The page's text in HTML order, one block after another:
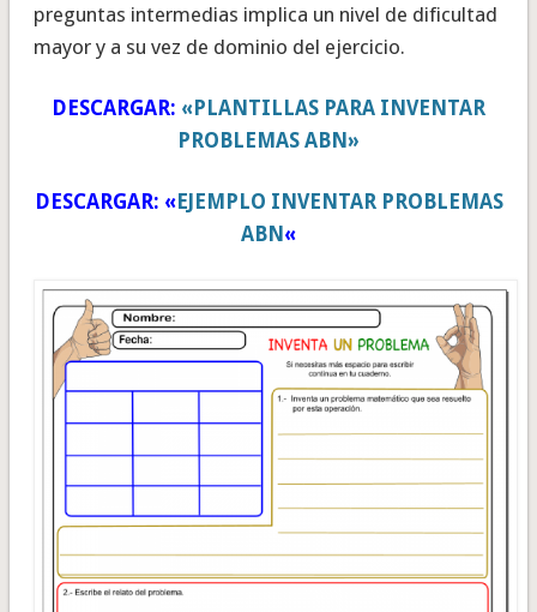
preguntas intermedias implica un nivel de dificultad
mayor y a su vez de dominio del ejercicio.
DESCARGAR: «PLANTILLAS PARA INVENTAR
PROBLEMAS ABN»
DESCARGAR: «EJEMPLO INVENTAR PROBLEMAS
ABN «